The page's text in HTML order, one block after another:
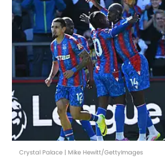
Crystal Palace | Mike Hewitt/GettyImages